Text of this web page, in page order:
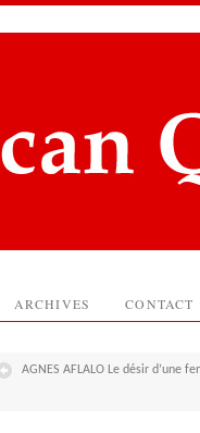
ARCHIVES CONTACT
AGNES AFLALO Le désir d’une